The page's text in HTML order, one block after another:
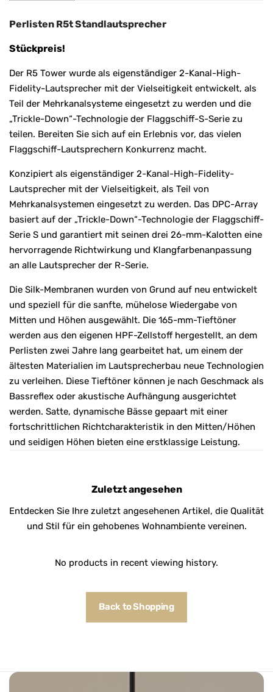
Perlisten R5t Standlautsprecher
Stückpreis!
Der R5 Tower wurde als eigenständiger 2-Kanal-High-
Fidelity-Lautsprecher mit der Vielseitigkeit entwickelt, als
Teil der Mehrkanalsysteme eingesetzt zu werden und die
„Trickle-Down“-Technologie der Flaggschiff-S-Serie zu
teilen. Bereiten Sie sich auf ein Erlebnis vor, das vielen
Flaggschiff-Lautsprechern Konkurrenz macht.
Konzipiert als eigenständiger 2-Kanal-High-Fidelity-
Lautsprecher mit der Vielseitigkeit, als Teil von
Mehrkanalsystemen eingesetzt zu werden. Das DPC-Array
basiert auf der „Trickle-Down“-Technologie der Flaggschiff-
Serie S und garantiert mit seinen drei 26-mm-Kalotten eine
hervorragende Richtwirkung und Klangfarbenanpassung
an alle Lautsprecher der R-Serie.
Die Silk-Membranen wurden von Grund auf neu entwickelt
und speziell für die sanfte, mühelose Wiedergabe von
Mitten und Höhen ausgewählt. Die 165-mm-Tieftöner
werden aus den eigenen HPF-Zellstoff hergestellt, an dem
Perlisten zwei Jahre lang gearbeitet hat, um einem der
ältesten Materialien im Lautsprecherbau neue Technologien
zu verleihen. Diese Tieftöner können je nach Geschmack als
Bassreflex oder akustische Aufhängung ausgerichtet
werden. Satte, dynamische Bässe gepaart mit einer
fortschrittlichen Richtcharakteristik in den Mitten/Höhen
und seidigen Höhen bieten eine erstklassige Leistung.
Zuletzt angesehen
Entdecken Sie Ihre zuletzt angesehenen Artikel, die Qualität
und Stil für ein gehobenes Wohnambiente vereinen.
No products in recent viewing history.
Back to Shopping